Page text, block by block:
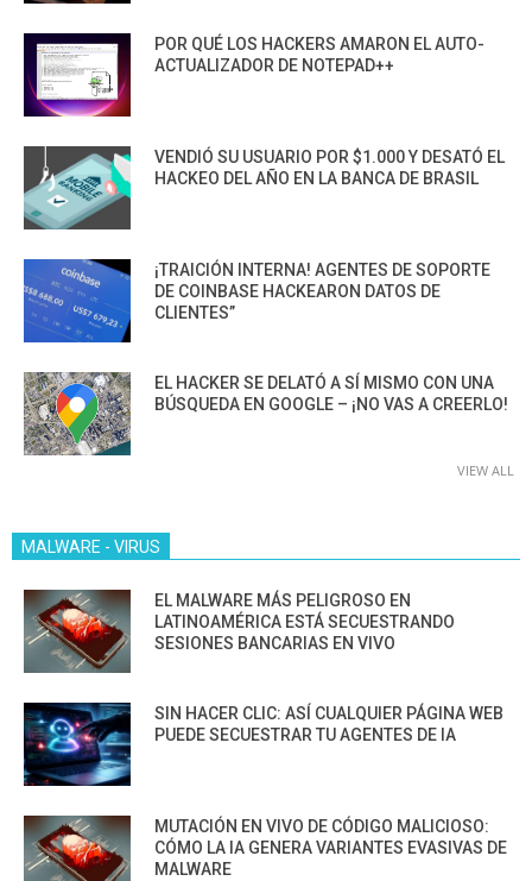
POR QUÉ LOS HACKERS AMARON EL AUTO-
ACTUALIZADOR DE NOTEPAD++
VENDIÓ SU USUARIO POR $1.000 Y DESATÓ EL
HACKEO DEL AÑO EN LA BANCA DE BRASIL
¡TRAICIÓN INTERNA! AGENTES DE SOPORTE
DE COINBASE HACKEARON DATOS DE
CLIENTES”
EL HACKER SE DELATÓ A SÍ MISMO CON UNA
BÚSQUEDA EN GOOGLE – ¡NO VAS A CREERLO!
VIEW ALL
MALWARE - VIRUS
EL MALWARE MÁS PELIGROSO EN
LATINOAMÉRICA ESTÁ SECUESTRANDO
SESIONES BANCARIAS EN VIVO
SIN HACER CLIC: ASÍ CUALQUIER PÁGINA WEB
PUEDE SECUESTRAR TU AGENTES DE IA
MUTACIÓN EN VIVO DE CÓDIGO MALICIOSO:
CÓMO LA IA GENERA VARIANTES EVASIVAS DE
MALWARE